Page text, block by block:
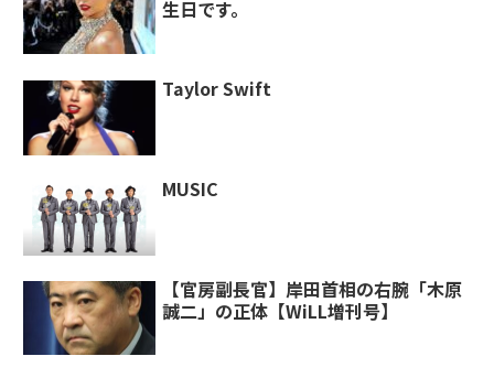
生日です。
Taylor Swift
MUSIC
【官房副長官】岸田首相の右腕「木原
誠二」の正体【WiLL増刊号】